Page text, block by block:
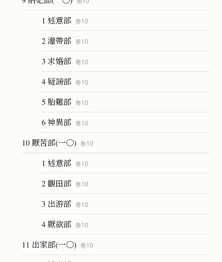
1 述意部 卷10
2 灌帶部 卷10
3 求婚部 卷10
4 疑謗部 卷10
5 胎難部 卷10
6 神異部 卷10
10 厭苦部(一〇) 卷10
1 述意部 卷10
2 觀田部 卷10
3 出游部 卷10
4 厭欲部 卷10
11 出家部(一〇) 卷10